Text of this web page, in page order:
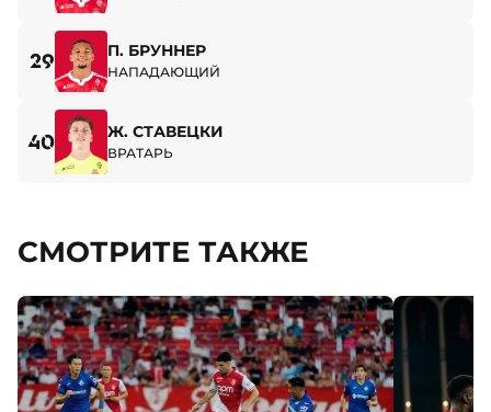
29 П. БРУННЕР
НАПАДАЮЩИЙ
40 Ж. СТАВЕЦКИ
ВРАТАРЬ
СМОТРИТЕ ТАКЖЕ